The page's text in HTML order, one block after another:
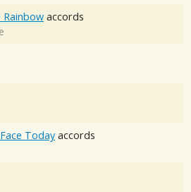
Rainbow accords
Today accords